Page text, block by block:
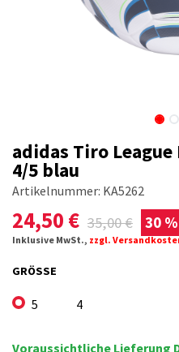
adidas Tiro League
4/5 blau
Artikelnummer: KA5262
24,50 € 35,00€ 30 %
Inklusive MwSt., zzgl.
GRÖSSE
5 4
Voraussichtliche Lieferung